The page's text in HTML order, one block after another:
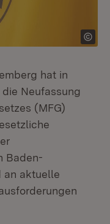
hat in
Neufassung
(MFG)
Baden-
an aktuelle